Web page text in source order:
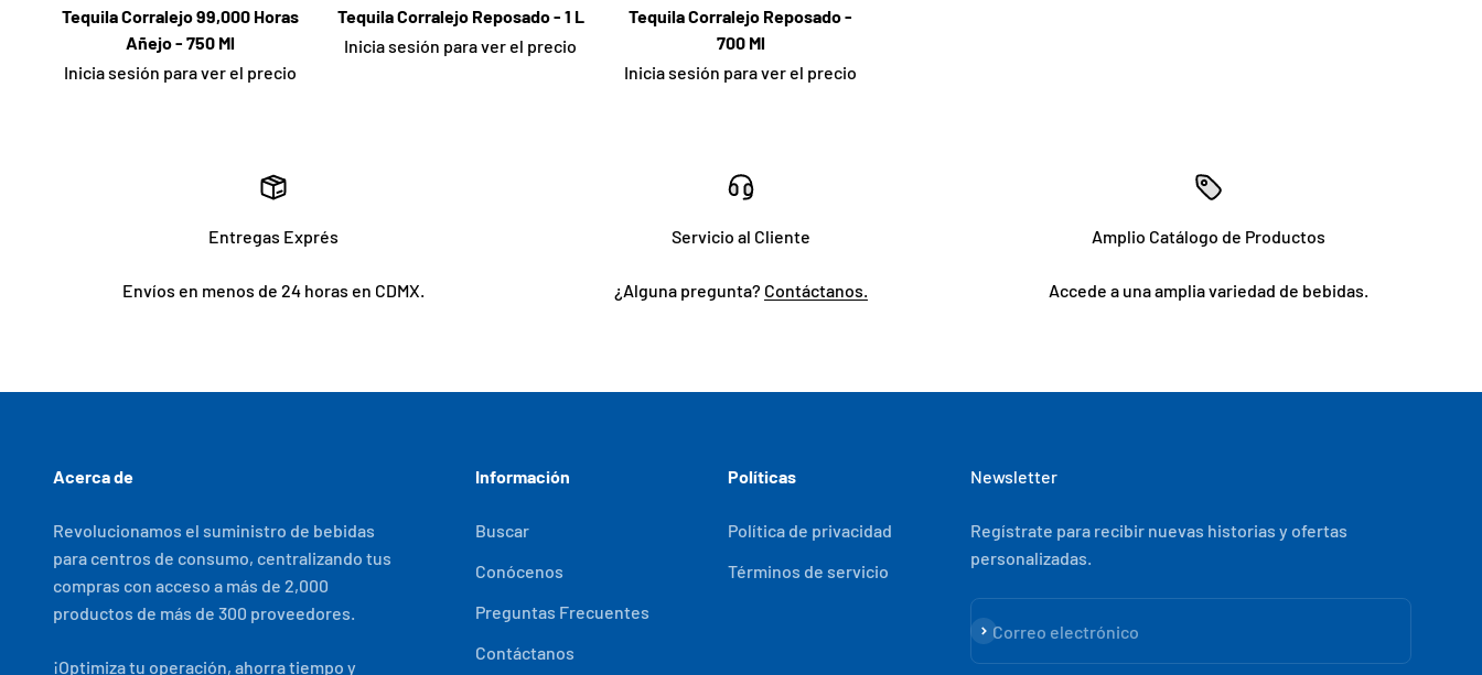
Tequila Corralejo 99,000 Horas
Añejo - 750 Ml
Inicia sesión para ver el precio
Tequila Corralejo Reposado - 1 L
Inicia sesión para ver el precio
Tequila Corralejo Reposado -
700 Ml
Inicia sesión para ver el precio
Entregas Exprés
Envíos en menos de 24 horas en CDMX.
Servicio al Cliente
¿Alguna pregunta? Contáctanos.
Amplio Catálogo de Productos
Accede a una amplia variedad de bebidas.
Acerca de
Revolucionamos el suministro de bebidas
para centros de consumo, centralizando tus
compras con acceso a más de 2,000
productos de más de 300 proveedores.
¡Optimiza tu operación, ahorra tiempo y
Información
Buscar
Conócenos
Preguntas Frecuentes
Contáctanos
Políticas
Política de privacidad
Términos de servicio
Newsletter
Regístrate para recibir nuevas historias y ofertas
personalizadas.
Correo electrónico
Suscribirse